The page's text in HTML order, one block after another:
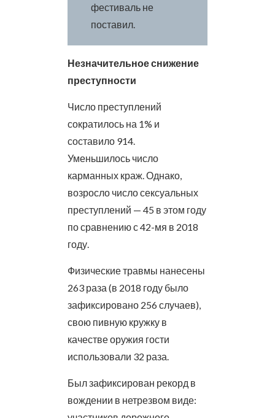
фестиваль не
поставил.
Незначительное снижение
преступности
Число преступлений
сократилось на 1% и
составило 914.
Уменьшилось число
карманных краж. Однако,
возросло число сексуальных
преступлений — 45 в этом году
по сравнению с 42-мя в 2018
году.
Физические травмы нанесены
263 раза (в 2018 году было
зафиксировано 256 случаев),
свою пивную кружку в
качестве оружия гости
использовали 32 раза.
Был зафиксирован рекорд в
вождении в нетрезвом виде: